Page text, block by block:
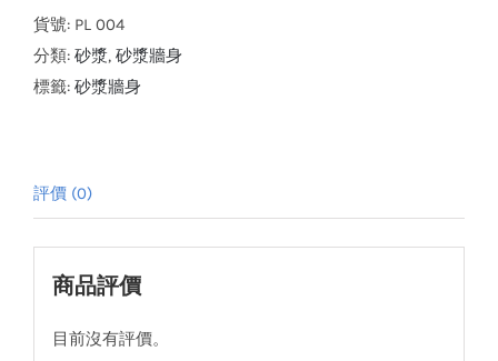
砂
漿
40
貨號: PL 004
分類: 砂漿, 砂漿牆身
標籤: 砂漿牆身
評價 (0)
商品評價
目前沒有評價。